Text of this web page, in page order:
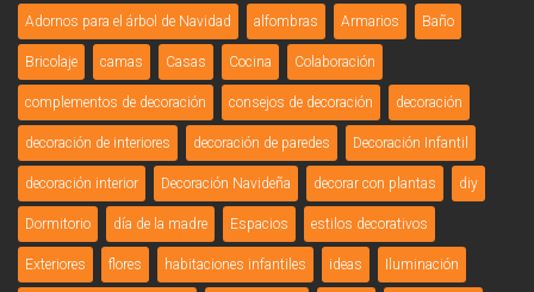
Adornos para el árbol de Navidad alfombras Armarios Baño
Bricolaje camas Casas Cocina Colaboración
complementos de decoración consejos de decoración decoración
decoración de interiores decoración de paredes Decoración Infantil
decoración interior Decoración Navideña decorar con plantas diy
Dormitorio día de la madre Espacios estilos decorativos
Exteriores flores habitaciones infantiles ideas Iluminación